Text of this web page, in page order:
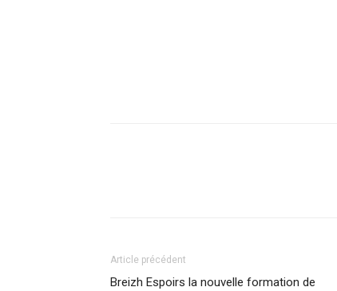
Article précédent
Breizh Espoirs la nouvelle formation de